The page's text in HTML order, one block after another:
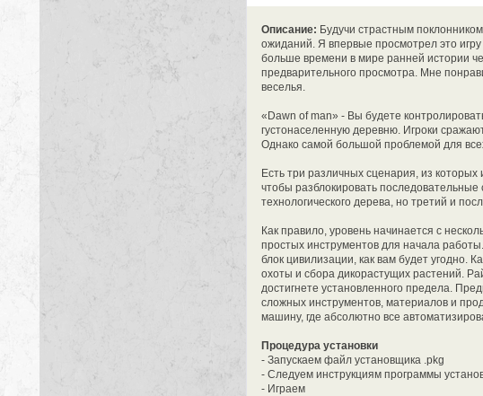
Описание: Будучи страстным
ожиданий. Я впервые просмотрел это
больше времени в мире ранней истории
предварительного просмотра. Мне
веселья.
«Dawn of man» - Вы будете
густонаселенную деревню. Игроки
Однако самой большой проблемой для
Есть три различных сценария, из
чтобы разблокировать
технологического дерева, но третий и
Как правило, уровень начинается с
простых инструментов для начала
блок цивилизации, как вам будет угодно.
охоты и сбора дикорастущих растений.
достигнете установленного предела.
сложных инструментов, материалов и
машину, где абсолютно все
Процедура установки
- Запускаем файл установщика .pkg
- Следуем инструкциям программы
- Играем